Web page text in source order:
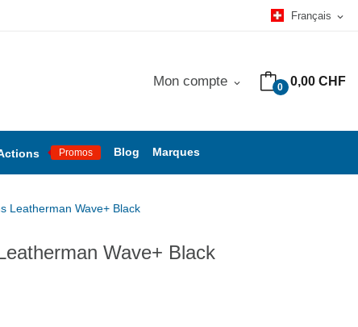
Français expand_more
0 0,00 CHF
Mon compte expand_more
Promos Blog Marques
Leatherman Wave+ Black
Wave+ Black